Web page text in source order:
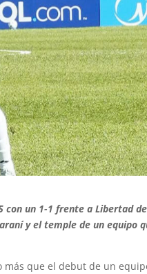
con un 1-1 frente a Libertad de
y el temple de un equipo
más que el debut de un